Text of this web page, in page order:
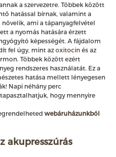
a szervezetre. Többek között
hatással bírnak, valamint a
ami a tápanyagfelvétel
a nyomás hatására érzett
képességét. A fájdalom
fel úgy, mint az oxitocin és az
Többek között ezért
rendszeres használatát. Ez a
hatása mellett lényegesen
Napi néhány perc
hogy mennyire
webáruházunkból
akupresszúrás